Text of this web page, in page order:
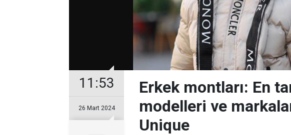
11:53
26 Mart 2024
Erkek montları: En
modelleri ve
Unique